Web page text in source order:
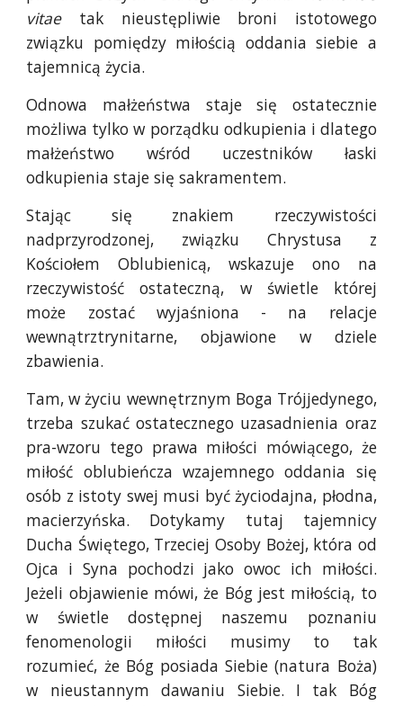
vitaetak nieustępliwie broni istotowego
związku pomiędzy miłością oddania siebie a
tajemnicą życia.
Odnowa małżeństwa staje się ostatecznie
możliwa tylko w porządku odkupienia i dlatego
małżeństwo wśród uczestników łaski
odkupienia staje się sakramentem.
Stając się znakiem rzeczywistości
nadprzyrodzonej, związku Chrystusa z
Kościołem Oblubienicą, wskazuje ono na
rzeczywistość ostateczną, w świetle której
może zostać wyjaśniona - na relacje
wewnątrztrynitarne, objawione w dziele
zbawienia.
Tam, w życiu wewnętrznym Boga Trójjedynego,
trzeba szukać ostatecznego uzasadnienia oraz
pra-wzoru tego prawa miłości mówiącego, że
miłość oblubieńcza wzajemnego oddania się
osób z istoty swej musi być życiodajna, płodna,
macierzyńska. Dotykamy tutaj tajemnicy
Ducha Świętego, Trzeciej Osoby Bożej, która od
Ojca i Syna pochodzi jako owoc ich miłości.
Jeżeli objawienie mówi, że Bóg jest miłością, to
w świetle dostępnej naszemu poznaniu
fenomenologii miłości musimy to tak
rozumieć, że Bóg posiada Siebie (natura Boża)
w nieustannym dawaniu Siebie. I tak Bóg